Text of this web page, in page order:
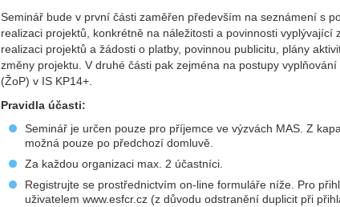
Seminář bude v první části zaměřen především na seznámení s
realizaci projektů, konkrétně na náležitosti a povinnosti
realizaci projektů a žádosti o platby, povinnou publicitu, plány
změny projektu. V druhé části pak zejména na postupy
(ŽoP) v IS KP14+.
Pravidla účasti:
Seminář je určen pouze pro příjemce ve výzvách MAS. Z
možná pouze po předchozí domluvě.
Za každou organizaci max. 2 účastníci.
Registrujte se prostřednictvím on-line formuláře níže. Pro
uživatelem www.esfcr.cz (z důvodu odstranění duplicit při